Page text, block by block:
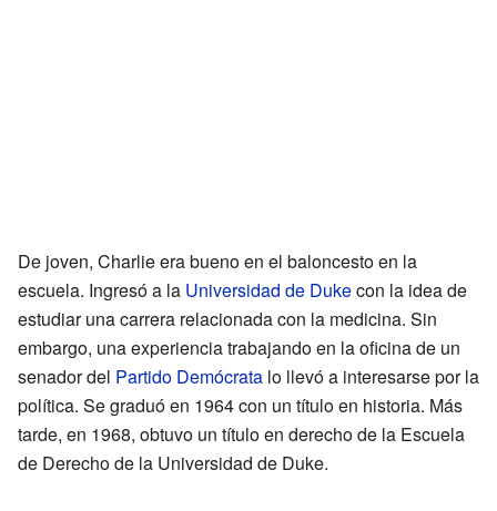
De joven, Charlie era bueno en el baloncesto en la
escuela. Ingresó a la Universidad de Dukecon la idea de
estudiar una carrera relacionada con la medicina. Sin
embargo, una experiencia trabajando en la oficina de un
senador del Partido Demócrata lo llevó a interesarse por la
política. Se graduó en 1964 con un título en historia. Más
tarde, en 1968, obtuvo un título en derecho de la Escuela
de Derecho de la Universidad de Duke.